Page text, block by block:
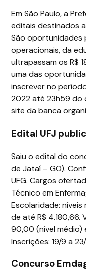
Em São Paulo, a
editais destinados
São oportunidades
operacionais, da
ultrapassam os R$
uma das
inscrever no
2022 até 23h59 do
site da banca
Edital UFJ
Saiu o edital do
de Jataí – GO).
UFG. Cargos
Técnico em
Escolaridade: níveis
de até R$ 4.180,66.
90,00 (nível médio)
Inscrições: 19/9 a
Concurso